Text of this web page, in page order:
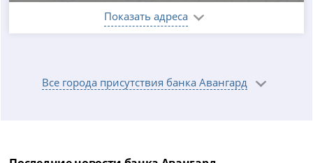
Показать адреса
Все города присутствия банка Авангард